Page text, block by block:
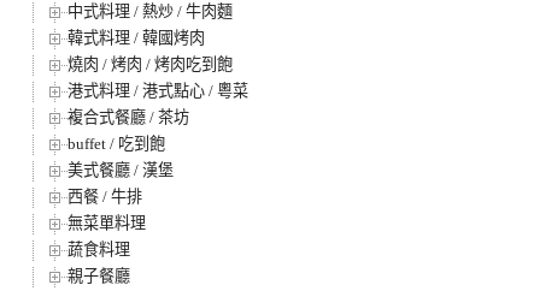
中式料理 / 熱炒 / 牛肉麵
韓式料理 / 韓國烤肉
燒肉 / 烤肉 / 烤肉吃到飽
港式料理 / 港式點心 / 粵菜
複合式餐廳 / 茶坊
buffet / 吃到飽
美式餐廳 / 漢堡
西餐 / 牛排
無菜單料理
蔬食料理
親子餐廳